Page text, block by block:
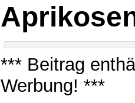
*** Beitrag
Werbung! ***